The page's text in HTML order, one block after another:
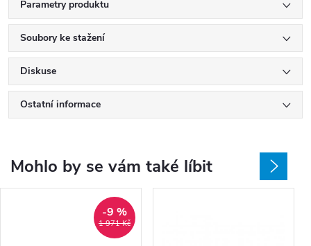
Parametry produktu
Soubory ke stažení
Diskuse
Ostatní informace
Mohlo by se vám také líbit
1 971 Kč
-9 %